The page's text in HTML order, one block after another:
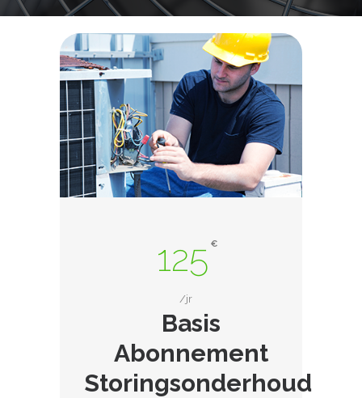
125 €
/jr
Basis
Abonnement
Storingsonderhoud